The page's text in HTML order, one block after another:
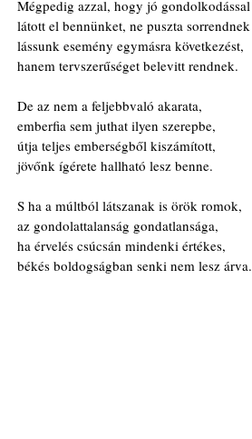
Mégpedig azzal, hogy jó gondolkodással
látott el bennünket, ne puszta sorrendnek
lássunk esemény egymásra következést,
hanem tervszerűséget belevitt rendnek.
De az nem a feljebbvaló akarata,
emberfia sem juthat ilyen szerepbe,
útja teljes emberségből kiszámított,
jövőnk ígérete hallható lesz benne.
S ha a múltból látszanak is örök romok,
az gondolattalanság gondatlansága,
ha érvelés csúcsán mindenki értékes,
békés boldogságban senki nem lesz árva.